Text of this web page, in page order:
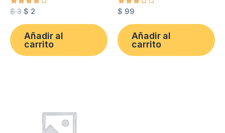
de 5
$3 $ 2
Añadir al
carrito
de 5
$ 99
Añadir al
carrito